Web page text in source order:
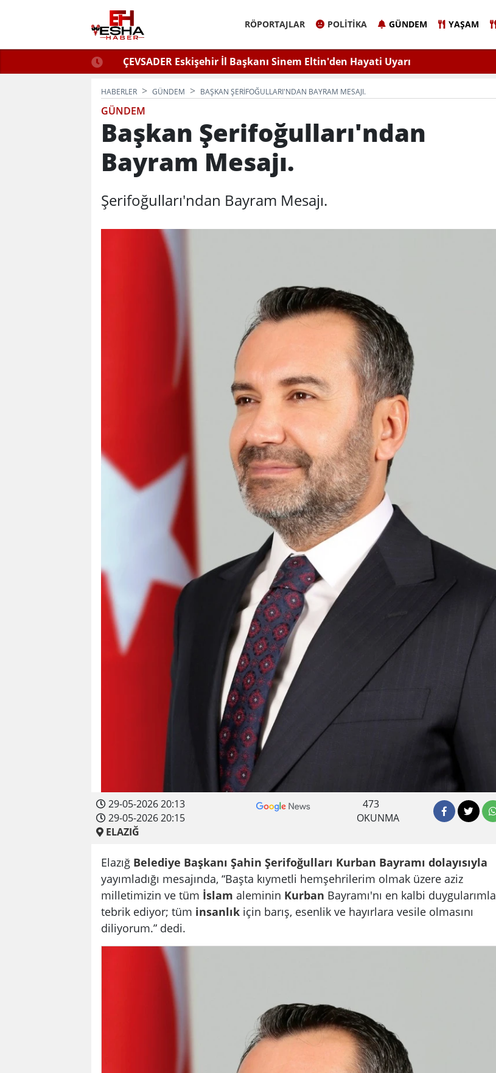
RÖPORTAJLAR POLITIKA GÜNDEM YAŞAM
Zafer Partisi’nde.
ÇEVSADER Eskişehir İl Başkanı Sinem Eltin'den Hayati Uyarı
Kulaktan Dolma Bilgiyle İlaçlama Ölüm Getirir
HABERLER GÜNDEM BAŞKAN ŞERIFOĞULLARI'NDAN BAYRAM MESAJI.
GÜNDEM
Başkan Şerifoğulları'ndan
Bayram Mesajı.
Şerifoğulları'ndan Bayram Mesajı.
29-05-2026 20:13
29-05-2026 20:15
ELAZIĞ
473
OKUNMA
Elazığ Belediye Başkanı Şahin Şerifoğulları Kurban Bayramı dolayısıyla
yayımladığı mesajında, “Başta kıymetli hemşehrilerim olmak üzere aziz
milletimizin ve tüm İslam aleminin Kurban Bayramı'nı en kalbi duygularımla
tebrik ediyor; tüm insanlık için barış, esenlik ve hayırlara vesile olmasını
diliyorum.” dedi.